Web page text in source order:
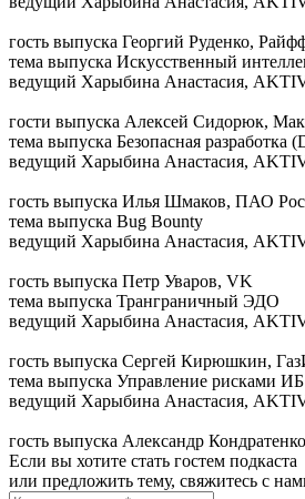
гость выпуска Георгий Руденко,
тема выпуска Искусственный
ведущий Харыбина Анастасия,
гости выпуска Алексей Сидорюк,
тема выпуска Безопасная разработка
ведущий Харыбина Анастасия,
гость выпуска Илья Шмаков, ПАО
тема выпуска Bug Bounty
ведущий Харыбина Анастасия,
гость выпуска Петр Уваров, VK
тема выпуска Транграничный ЭДО
ведущий Харыбина Анастасия,
гость выпуска Сергей Кирюшкин,
тема выпуска Управление рисками ИБ
ведущий Харыбина Анастасия,
гость выпуска Александр
Если вы хотите стать гостем подкаста
или предложить тему, свяжитесь с